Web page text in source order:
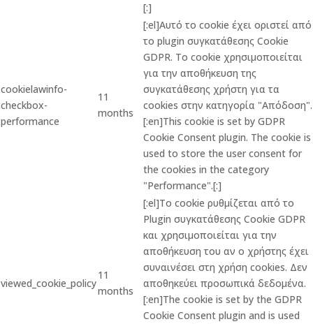
[:]
cookielawinfo-
checkbox-
performance
11
months
[:el]Αυτό το cookie έχει οριστεί από
το plugin συγκατάθεσης Cookie
GDPR. Το cookie χρησιμοποιείται
για την αποθήκευση της
συγκατάθεσης χρήστη για τα
cookies στην κατηγορία "Απόδοση".
[:en]This cookie is set by GDPR
Cookie Consent plugin. The cookie is
used to store the user consent for
the cookies in the category
"Performance".[:]
viewed_cookie_policy
11
months
[:el]Το cookie ρυθμίζεται από το
Plugin συγκατάθεσης Cookie GDPR
και χρησιμοποιείται για την
αποθήκευση του αν ο χρήστης έχει
συναινέσει στη χρήση cookies. Δεν
αποθηκεύει προσωπικά δεδομένα.
[:en]The cookie is set by the GDPR
Cookie Consent plugin and is used